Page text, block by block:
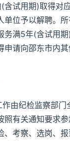
含试用期)取得对
单位予以解聘。
务满5年(含试用
申请向邵东市内
由纪检监察部门
照有关通知要求
、考察、选岗、